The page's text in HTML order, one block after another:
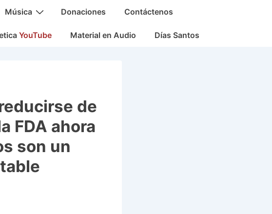
Música Donaciones Contáctenos
YouTube Material en Audio Días Santos
de
FDA ahora
son un